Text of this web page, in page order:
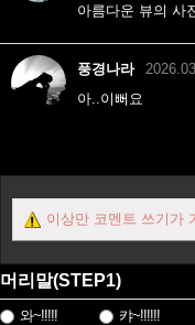
아름다운 뷰의 사
풍경나라
아..이뻐요
이상만 코멘트 쓰기가
머리말(STEP1)
와~!!!!! 캬~!!!!!!